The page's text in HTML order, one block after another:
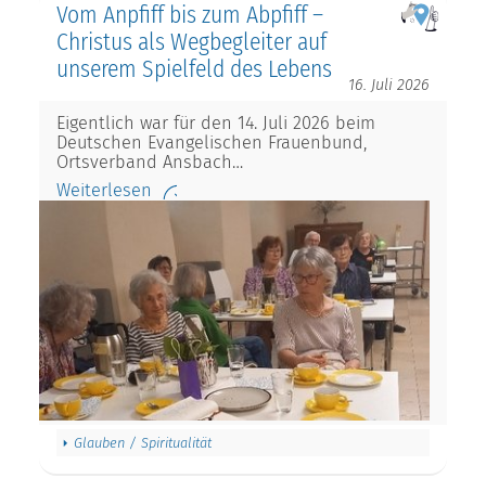
Vom Anpfiff bis zum Abpfiff –
Christus als Wegbegleiter auf
unserem Spielfeld des Lebens
16. Juli 2026
Eigentlich war für den 14. Juli 2026 beim
Deutschen Evangelischen Frauenbund,
Ortsverband Ansbach…
Weiterlesen
Glauben / Spiritualität